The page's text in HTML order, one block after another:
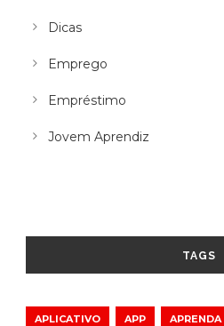
Dicas
Emprego
Empréstimo
Jovem Aprendiz
TAGS
APLICATIVO APP APRENDA